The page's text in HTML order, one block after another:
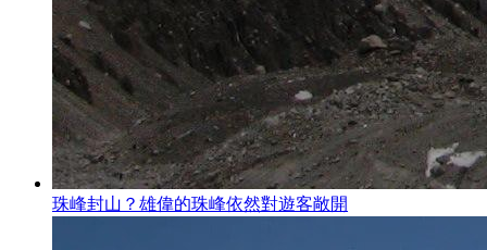
珠峰封山？雄偉的珠峰依然對遊客敞開